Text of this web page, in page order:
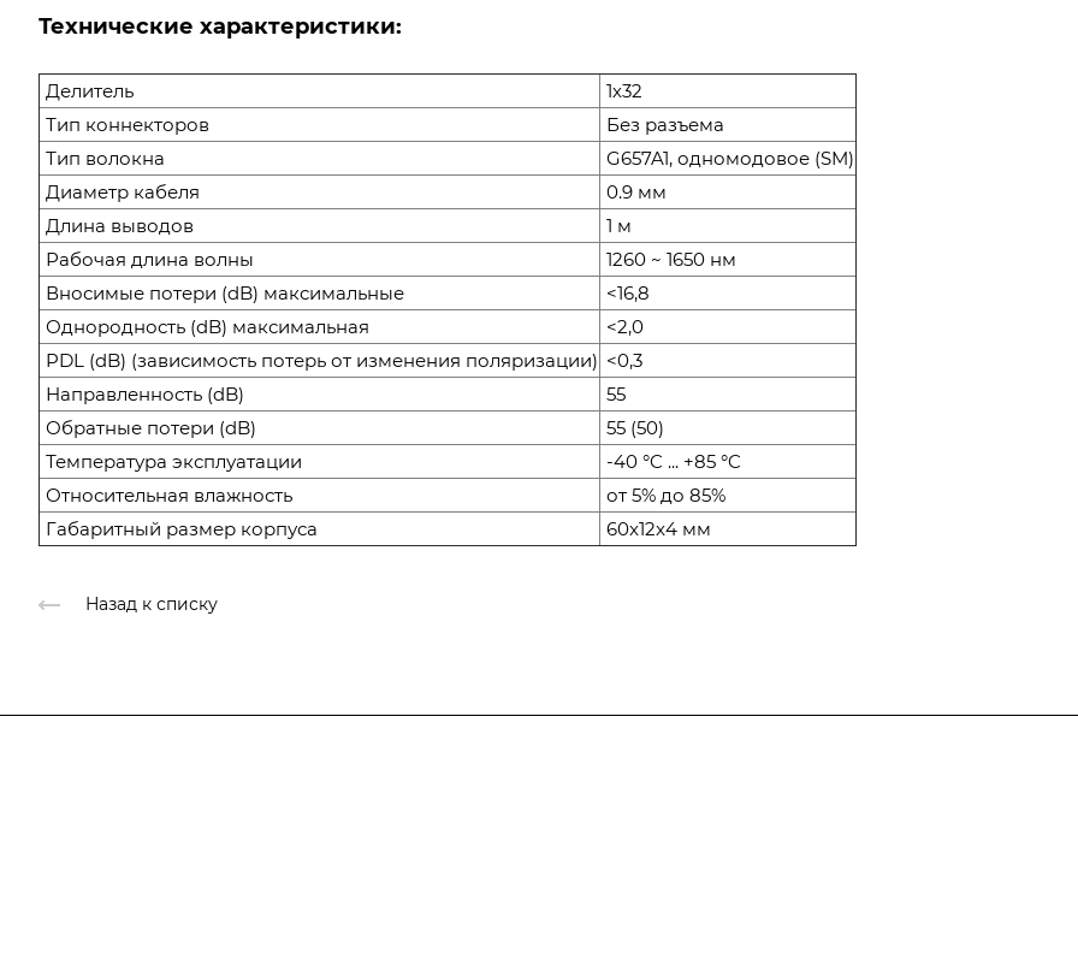
Технические характеристики:
Делитель
1х32
Тип коннекторов
Без разъема
Тип волокна
G657A1, одномодовое (SM)
Диаметр кабеля
0.9 мм
Длина выводов
1 м
Рабочая длина волны
1260 ~ 1650 нм
Вносимые потери (dB) максимальные
<16,8
Однородность (dB) максимальная
<2,0
PDL (dB) (зависимость потерь от изменения поляризации) <0,3
Направленность (dB)
55
Обратные потери (dB)
55 (50)
Температура эксплуатации
-40 °C ... +85 °C
Относительная влажность
от 5% до 85%
Габаритный размер корпуса
60x12x4 мм
Назад к списку